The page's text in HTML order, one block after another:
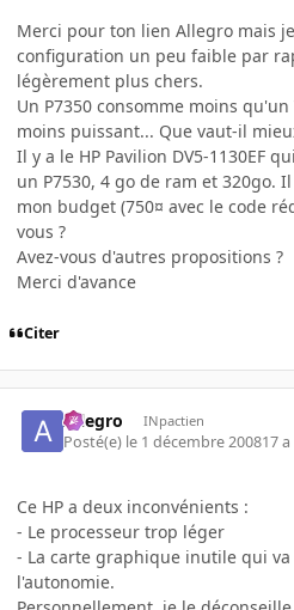
Merci pour ton lien Allegro mais
configuration un peu faible par
légèrement plus chers.
Un P7350 consomme moins
moins puissant... Que vaut-il
Il y a le HP Pavilion DV5-1130EF
un P7530, 4 go de ram et 320go.
mon budget (750¤ avec le code
vous ?
Avez-vous d'autres propositions ?
Merci d'avance
Citer
Allegro INpactien
Posté(e) le 1 décembre 200817 a
Ce HP a deux inconvénients :
- Le processeur trop léger
- La carte graphique inutile qui
l'autonomie.